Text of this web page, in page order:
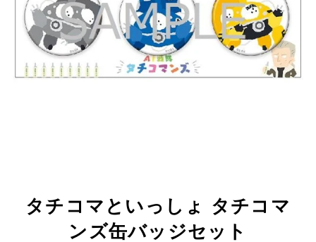
タチコマといっしょ タチコマ
ンズ缶バッジセット